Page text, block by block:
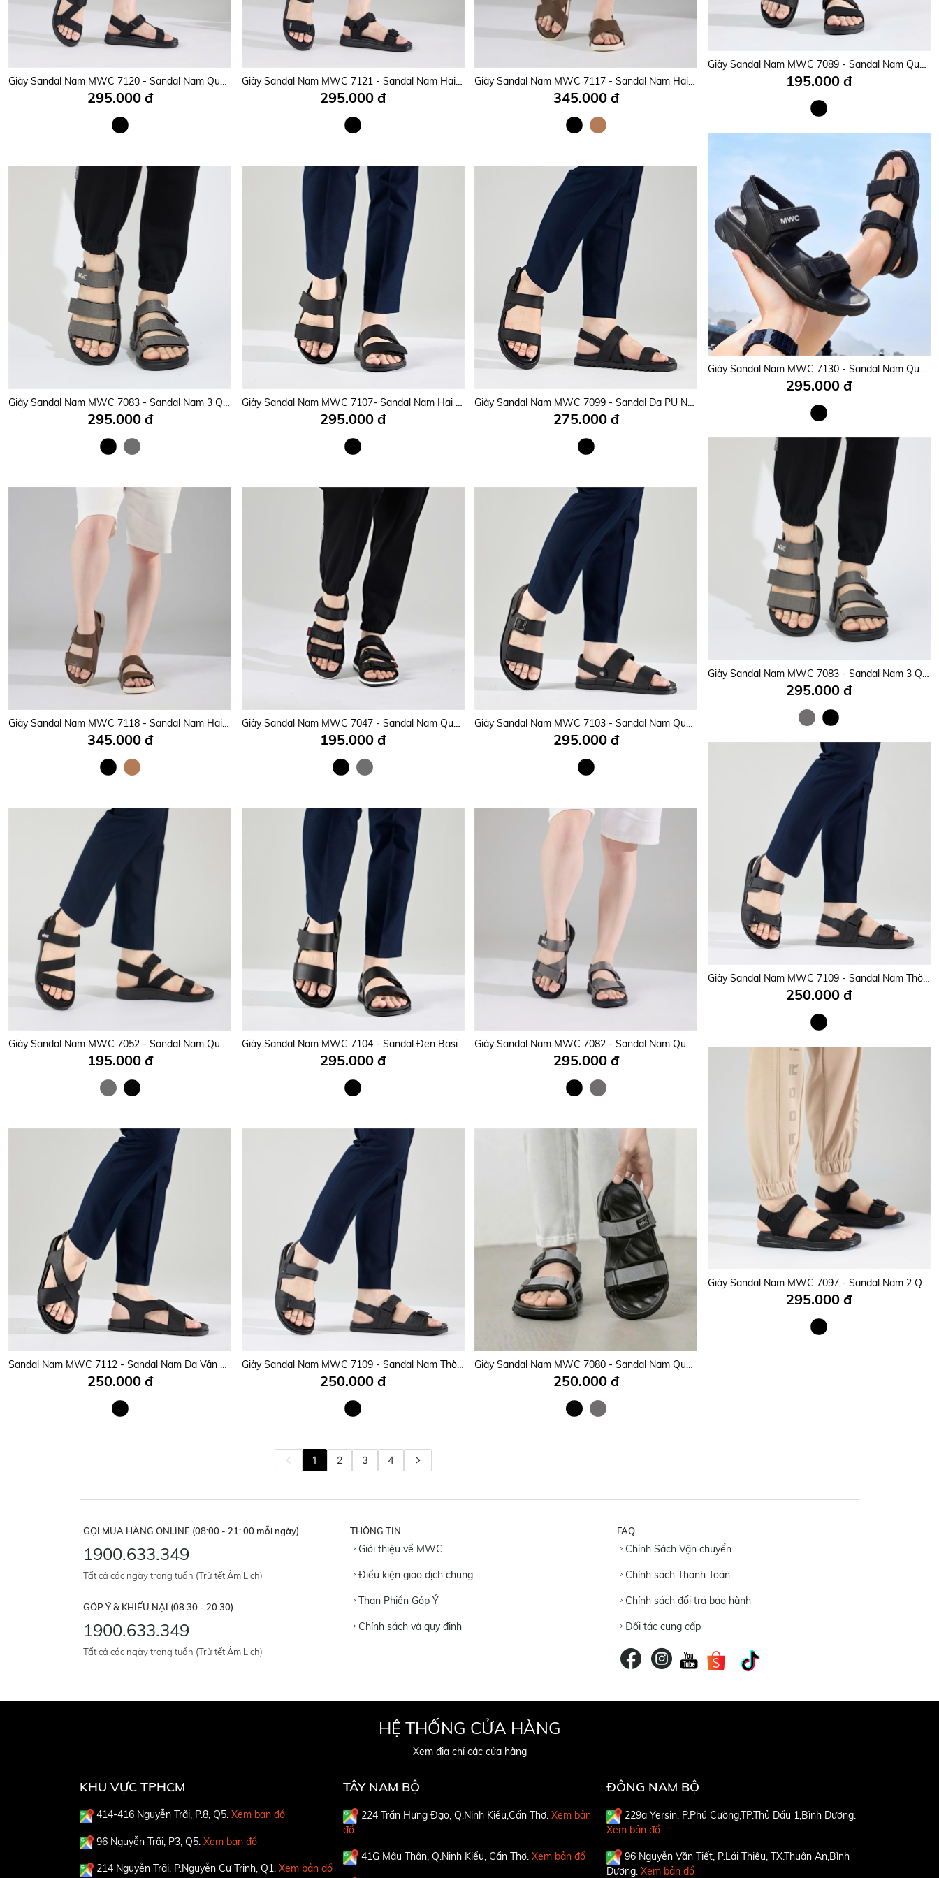
Giày Sandal Nam MWC 7120 - Sandal Nam Quai Chéo Phối Lót Dán Thanh Lịch Đi Học, Đi Làm, Êm Nhẹ, Bền Đẹp.
295.000 đ
Giày Sandal Nam MWC 7121 - Sandal Nam Hai Quai Ngang Phối Lót Dán Thanh Lịch Đi Học, Đi Làm, Bền Đẹp, Thời Trang.
295.000 đ
Giày Sandal Nam MWC 7117 - Sandal Nam Hai Quai Chéo Êm Nhẹ, Thanh Lịch, Trẻ Trung, Năng Động, Thời Trang.
345.000 đ
Giày Sandal Nam MWC 7083 - Sandal Nam 3 Quai Ngang Phối Lót Dán Thời Trang, Kiểu Dáng Streetwear, Đế Cao 3cm Êm Mềm, Trẻ Trung, Năng Động.
295.000 đ
Giày Sandal Nam MWC 7107- Sandal Nam Hai Quai Ngang Dán Cài Nhẹ Êm, Chắc Chân, Chuẩn Gu Thời Trang Năng Động.
295.000 đ
Giày Sandal Nam MWC 7099 - Sandal Da PU Nam Cao Cấp Êm Nhẹ Siêu Bền Đẹp, Kiểu Dáng Streetwear Thanh Lịch, Thời Trang.
275.000 đ
Giày Sandal Nam MWC 7118 - Sandal Nam Hai Quai Ngang Dán Cài Êm Nhẹ, Thanh Lịch, Hiện Đại, Thời Trang.
345.000 đ
Giày Sandal Nam MWC 7047 - Sandal Nam Quai Ngang Dán Cài Thanh Lịch, Cá Tính, Bền Đẹp, Thời Trang.
195.000 đ
Giày Sandal Nam MWC 7103 - Sandal Nam Quai Ngang Bản To Phối Quai Hậu Có Khóa Gài Thanh Lịch, Thoải Mái, Nam Tính.
295.000 đ
Giày Sandal Nam MWC 7052 - Sandal Nam Quai Ngang Chéo Phối Lót Dán Thời Trang, Sandal Nam Đi Học, Đi Làm, Đi Chơi Thanh Lịch, Trẻ Trung.
195.000 đ
Giày Sandal Nam MWC 7104 - Sandal Đen Basic Nam Mạnh Mẽ, Thời Trang, Lựa Chọn Hoàn Hảo Cho Chàng Trai Hiện Đại.
295.000 đ
Giày Sandal Nam MWC 7082 - Sandal Nam Quai Ngang Chéo Phối Lót Dán Thời Trang, Kiểu Dáng Streetwear Trẻ Trung, Năng Động Siêu Hottrend.
295.000 đ
Sandal Nam MWC 7112 - Sandal Nam Da Vân Cao Cấp Êm Mềm, Hai Quai Chéo Kép Hình Chữ X Cá Tính Siêu Bền Đẹp.
250.000 đ
Giày Sandal Nam MWC 7109 - Sandal Nam Thời Trang Casual Đi Học, Đi Làm, Đi Chơi Năng Động, Trẻ Trung, Thời Trang.
250.000 đ
Giày Sandal Nam MWC 7080 - Sandal Nam Quai Ngang Phối Dán Cài Thanh Lịch, Êm Nhẹ, Nam Tính, Bền Đẹp.
250.000 đ
1 2 3 4
195.000 đ
295.000 đ
295.000 đ
250.000 đ
295.000 đ
295.000 đ
295.000 đ
275.000 đ
Giày Sandal Nam MWC 7099 - Sandal Da PU Nam Cao Cấp Êm Nhẹ Siêu Bền Đẹp, Kiểu Dáng Streetwear Thanh Lịch, Thời Trang.
275.000 đ
Giày Sandal Nam MWC 7089 - Sandal Nam Quai Ngang Thanh Lịch, Sandal Da Nam Siêu Bền Đẹp Năng Động, Trẻ Trung.
195.000 đ
Giày Sandal Nam MWC 7130 - Sandal Nam Quai Ngang Phối Dán Cài Thanh Lịch, Êm Nhẹ, Nam Tính, Thời Trang.
295.000 đ
Giày Sandal Nam MWC 7083 - Sandal Nam 3 Quai Ngang Phối Lót Dán Thời Trang, Kiểu Dáng Streetwear, Đế Cao 3cm Êm Mềm, Trẻ Trung, Năng Động.
295.000 đ
Giày Sandal Nam MWC 7109 - Sandal Nam Thời Trang Casual Đi Học, Đi Làm, Đi Chơi Năng Động, Trẻ Trung, Thời Trang.
250.000 đ
Giày Sandal Nam MWC 7097 - Sandal Nam 2 Quai Ngang Phối Lót Dán Thanh Lịch Đi Học, Đi Làm Siêu Bền Đẹp, Sandal Nam Kiểu Dáng Streetwear Năng Động Trẻ Trung, Thời Trang.
295.000 đ
GỌI MUA HÀNG ONLINE (08:00 - 21: 00 mỗi ngày)
1900.633.349
Tất cả các ngày trong tuần (Trừ tết Âm Lịch)
GÓP Ý & KHIẾU NẠI (08:30 - 20:30)
1900.633.349
Tất cả các ngày trong tuần (Trừ tết Âm Lịch)
THÔNG TIN
Giới thiệu về MWC
Điều kiện giao dịch chung
Than Phiền Góp Ý
Chính sách và quy định
FAQ
Chính Sách Vận chuyển
Chính sách Thanh Toán
Chính sách đổi trả bảo hành
Đối tác cung cấp
HỆ THỐNG CỬA HÀNG
Xem địa chỉ các cửa hàng
KHU VỰC TPHCM
414-416 Nguyễn Trãi, P.8, Q5. Xem bản đồ
96 Nguyễn Trãi, P3, Q5. Xem bản đồ
214 Nguyễn Trãi, P.Nguyễn Cư Trinh, Q1. Xem bản đồ
TÂY NAM BỘ
224 Trần Hưng Đạo, Q.Ninh Kiều,Cần Thơ. Xem bản
đồ
41G Mậu Thân, Q.Ninh Kiều, Cần Thơ. Xem bản đồ
ĐÔNG NAM BỘ
229a Yersin, P.Phú Cường,TP.Thủ Dầu 1,Bình Dương.
Xem bản đồ
96 Nguyễn Văn Tiết, P.Lái Thiêu, TX.Thuận An,Bình
Dương. Xem bản đồ